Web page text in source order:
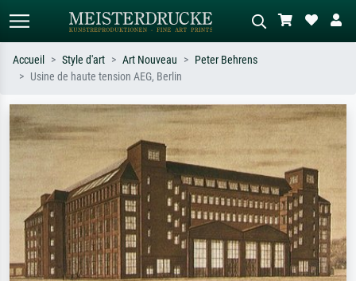
Recherchez par artiste, titre ou style –
ex. Monet, Nuit étoilée,
impressionnisme, vague de Hokusai,
Décrivez la scène – ex. prairie verte,
abstrait avec beaucoup de rouge,
tableau sombre, nu debout près d'un
arbre.
Accueil Style d'art Art Nouveau
Peter Behrens
Usine de haute tension AEG, Berlin